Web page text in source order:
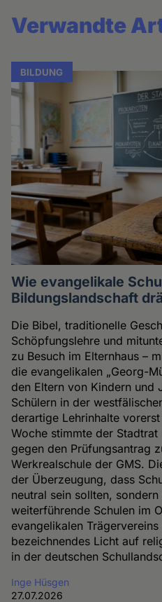
Verwandte
BILDUNG
Wie evangelikale
Bildungslandschaft
Die Bibel, traditionelle
Schöpfungslehre und
zu Besuch im Elternhaus –
die evangelikalen „Georg-
den Eltern von Kindern und
Schülern in der
derartige Lehrinhalte
Woche stimmte der
gegen den Prüfungsantrag
Werkrealschule der GMS.
der Überzeugung, dass
neutral sein sollten,
weiterführende Schulen im
evangelikalen
bezeichnendes Licht auf
in der deutschen
Inge Hüsgen
27.07.2026